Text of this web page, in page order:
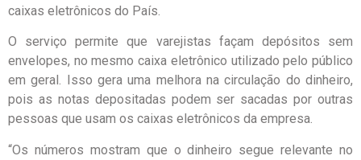
caixas eletrônicos do País.
O serviço permite que varejistas façam depósitos sem
envelopes, no mesmo caixa eletrônico utilizado pelo público
em geral. Isso gera uma melhora na circulação do dinheiro,
pois as notas depositadas podem ser sacadas por outras
pessoas que usam os caixas eletrônicos da empresa.
“Os números mostram que o dinheiro segue relevante no